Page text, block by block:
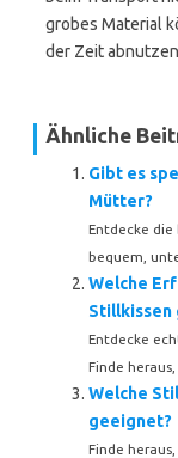
grobes Material
der Zeit
Ähnliche
Gibt es
Mütter?
Entdecke die
bequem,
Welche
Stillkissen
Entdecke
Finde heraus,
Welche
geeignet?
Finde